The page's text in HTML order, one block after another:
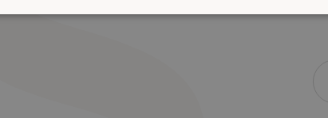
som användarinloggning och kontohantering. Webbplatsen kan inte